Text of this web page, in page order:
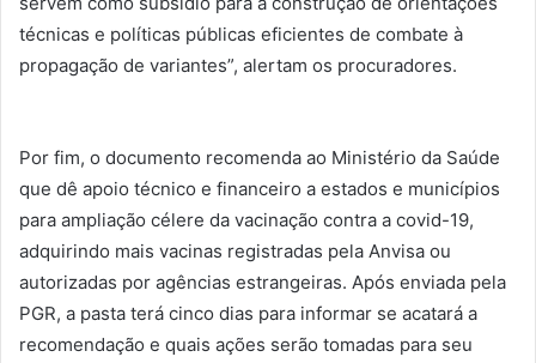
técnicas e políticas públicas eficientes de combate à
propagação de variantes”, alertam os procuradores.
Por fim, o documento recomenda ao Ministério da Saúde
que dê apoio técnico e financeiro a estados e municípios
para ampliação célere da vacinação contra a covid-19,
adquirindo mais vacinas registradas pela Anvisa ou
autorizadas por agências estrangeiras. Após enviada pela
PGR, a pasta terá cinco dias para informar se acatará a
recomendação e quais ações serão tomadas para seu